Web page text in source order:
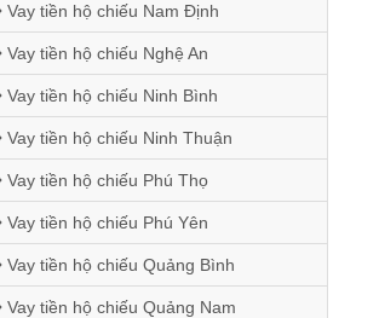
Vay tiền hộ chiếu Nam Định
Vay tiền hộ chiếu Nghệ An
Vay tiền hộ chiếu Ninh Bình
Vay tiền hộ chiếu Ninh Thuận
Vay tiền hộ chiếu Phú Thọ
Vay tiền hộ chiếu Phú Yên
Vay tiền hộ chiếu Quảng Bình
Vay tiền hộ chiếu Quảng Nam